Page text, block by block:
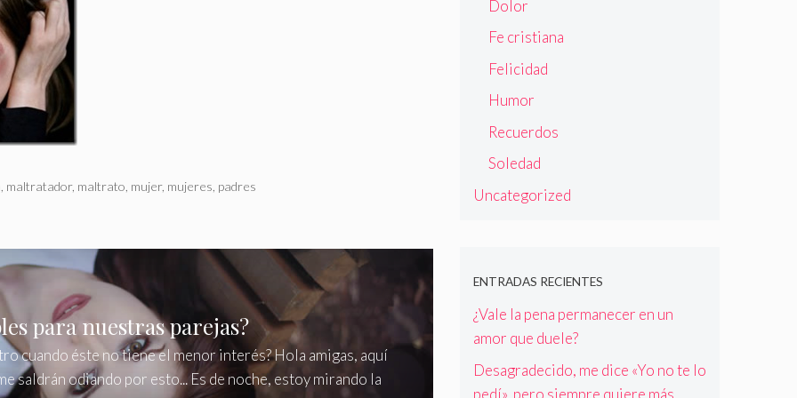
, maltratador, maltrato, mujer, mujeres, padres
para nuestras parejas?
cuando éste no tiene el menor interés? Hola amigas, aquí
saldrán odiando por esto... Es de noche, estoy mirando la
Dolor
Fe cristiana
Felicidad
Humor
Recuerdos
Soledad
Uncategorized
ENTRADAS RECIENTES
¿Vale la pena permanecer en un
amor que duele?
Desagradecido, me dice «Yo no te lo
pedí», pero siempre quiere más